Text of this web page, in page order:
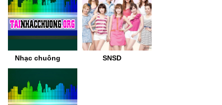
Nhạc chuông SNSD